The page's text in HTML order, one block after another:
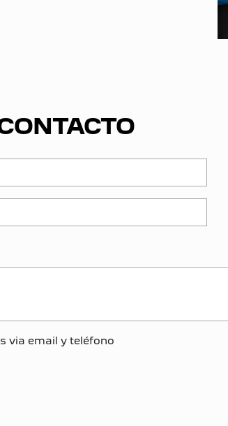
via email y teléfono